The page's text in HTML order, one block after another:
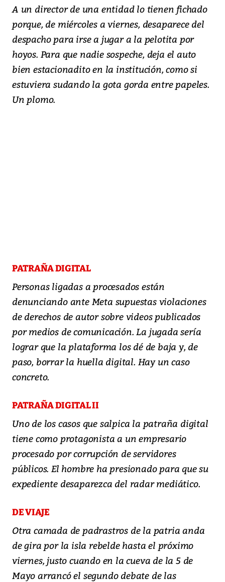
A un director de una entidad lo tienen fichado
porque, de miércoles a viernes, desaparece del
despacho para irse a jugar a la pelotita por
hoyos. Para que nadie sospeche, deja el auto
bien estacionadito en la institución, como si
estuviera sudando la gota gorda entre papeles.
Un plomo.
PATRAÑA DIGITAL
Personas ligadas a procesados están
denunciando ante Meta supuestas violaciones
de derechos de autor sobre videos publicados
por medios de comunicación. La jugada sería
lograr que la plataforma los dé de baja y, de
paso, borrar la huella digital. Hay un caso
concreto.
PATRAÑA DIGITAL II
Uno de los casos que salpica la patraña digital
tiene como protagonista a un empresario
procesado por corrupción de servidores
públicos. El hombre ha presionado para que su
expediente desaparezca del radar mediático.
DE VIAJE
Otra camada de padrastros de la patria anda
de gira por la isla rebelde hasta el próximo
viernes, justo cuando en la cueva de la 5 de
Mayo arrancó el segundo debate de las